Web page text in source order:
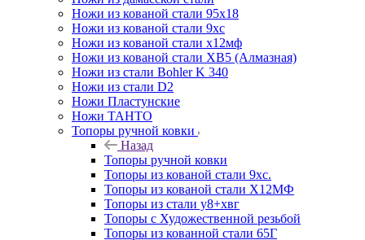
Ножи из кованой стали 95х18
Ножи из кованой стали 9хс
Ножи из кованой стали х12мф
Ножи из кованой стали ХВ5 (Алмазная)
Ножи из стали Bohler K 340
Ножи из стали D2
Ножи Пластунские
Ножи ТАНТО
Топоры ручной ковки
Назад
Топоры ручной ковки
Топоры из кованой стали 9хс.
Топоры из кованой стали Х12МФ
Топоры из стали у8+хвг
Топоры с Художественной резьбой
Топоры из кованной стали 65Г